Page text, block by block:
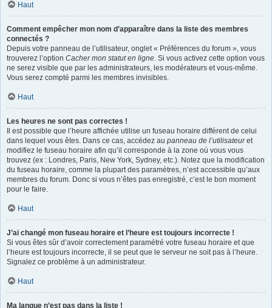
Haut
Comment empêcher mon nom d’apparaître dans la liste des membres
connectés ?
Depuis votre panneau de l’utilisateur, onglet « Préférences du forum », vous
trouverez l’option Cacher mon statut en ligne. Si vous activez cette option vous
ne serez visible que par les administrateurs, les modérateurs et vous-même.
Vous serez compté parmi les membres invisibles.
Haut
Les heures ne sont pas correctes !
Il est possible que l’heure affichée utilise un fuseau horaire différent de celui
dans lequel vous êtes. Dans ce cas, accédez au panneau de l’utilisateuret
modifiez le fuseau horaire afin qu’il corresponde à la zone où vous vous
trouvez (ex : Londres, Paris, New York, Sydney, etc.). Notez que la modification
du fuseau horaire, comme la plupart des paramètres, n’est accessible qu’aux
membres du forum. Donc si vous n’êtes pas enregistré, c’est le bon moment
pour le faire.
Haut
J’ai changé mon fuseau horaire et l’heure est toujours incorrecte !
Si vous êtes sûr d’avoir correctement paramétré votre fuseau horaire et que
l’heure est toujours incorrecte, il se peut que le serveur ne soit pas à l’heure.
Signalez ce problème à un administrateur.
Haut
Ma langue n’est pas dans la liste !